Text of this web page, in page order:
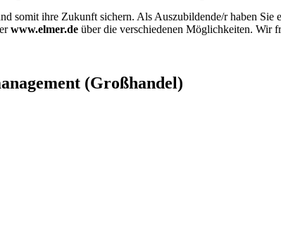
somit ihre Zukunft sichern. Als Auszubildende/r haben
www.elmer.de über die verschiedenen Möglichkeiten. Wir
(Großhandel)